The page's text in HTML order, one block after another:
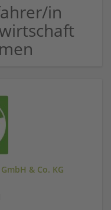
in
& Co. KG